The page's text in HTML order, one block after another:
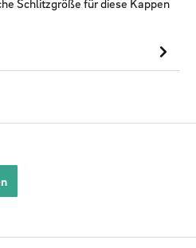
Schlitzgröße für diese Kappen